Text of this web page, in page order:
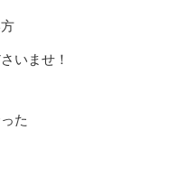
いませ！
た